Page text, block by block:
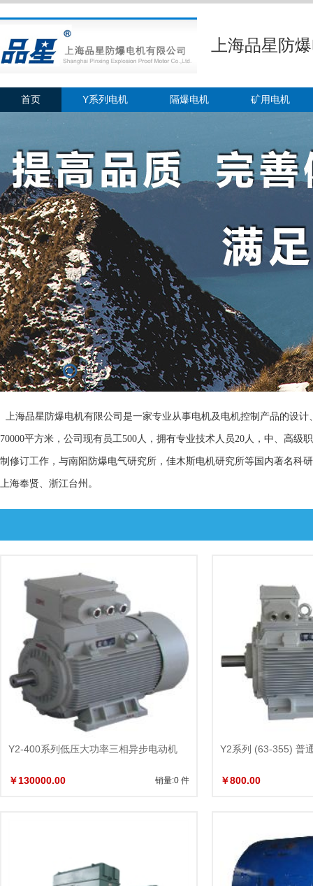
上海品星防
首页 Y系列电机 隔爆电机 矿用电机
上海品星防爆电机有限公司是一家专业从事电机及电机控制产品的设
70000平方米，公司现有员工500人，拥有专业技术人员20人，中、高
制修订工作，与南阳防爆电气研究所，佳木斯电机研究所等国内著名科
上海奉贤、浙江台州。
Y2-400系列低压大功率三相异步电动机
￥130000.00 销量:0 件
Y2系列 (63-355) 普
￥800.00